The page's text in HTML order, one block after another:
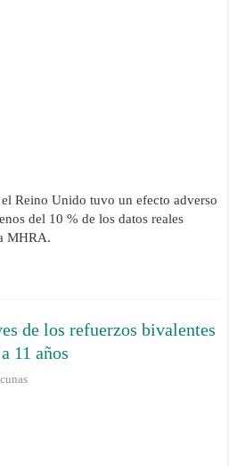
Reino Unido tuvo un efecto adverso
del 10 % de los datos reales
MHRA.
de los refuerzos bivalentes
11 años